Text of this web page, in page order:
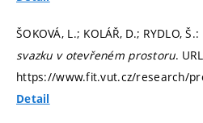
ŠOKOVÁ, L.; KOLÁŘ, D.; RYDLO, Š.:
svazku v otevřeném prostoru.
https://www.fit.vut.cz/research/
Detail